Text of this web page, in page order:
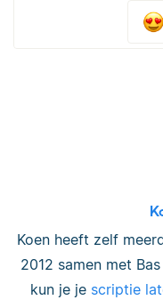
Koen heeft zelf
2012 samen met
kun je je scriptie